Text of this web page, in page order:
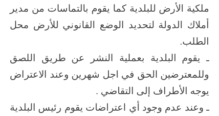
ملكية الأرض للبلدية كما يقوم بالتماسات من مدير
أملاك الدولة لتحديد الوضع القانوني للأرض محل
الطلب.
ـ يقوم البلدية بعملية النشر عن طريق اللصق
وللمعترضين الحق في اجل شهرين وعند الاعتراض
يوجه الأطراف إلى التقاضي .
ـ وعند عدم وجود أي اعتراضات يقوم رئيس البلدية